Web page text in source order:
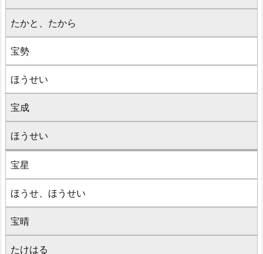
たかと、たから
宝勢
ほうせい
宝成
ほうせい
宝星
ほうせ、ほうせい
宝晴
たけはる